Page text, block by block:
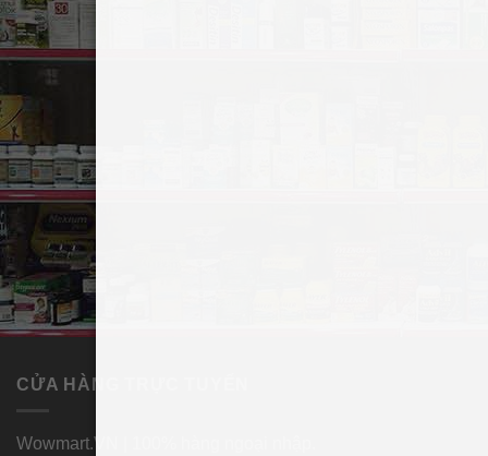
CỬA HÀNG TRỰC TUYẾN
Wowmart.VN | 100% hàng ngoại nhập.